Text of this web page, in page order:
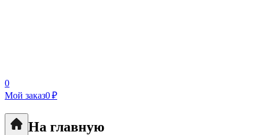
0
Мой заказ0 ₽
На главную